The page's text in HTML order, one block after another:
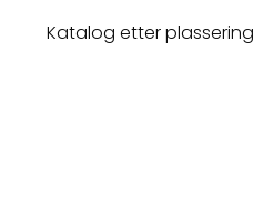
Katalog etter plassering